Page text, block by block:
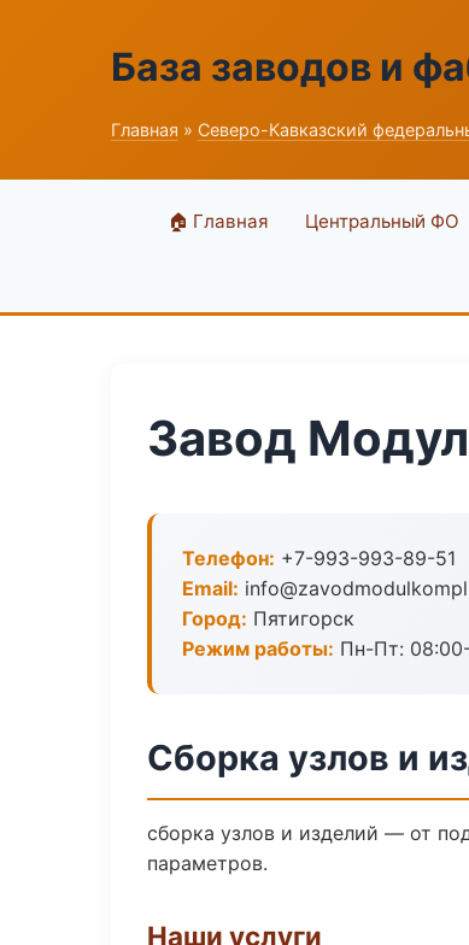
База заводов и
Главная » Северо-Кавказский
🏠 Главная Центральный ФО
Завод
Телефон: +7-993-993-89-51
Email:
Город: Пятигорск
Режим работы: Пн-Пт:
Сборка узлов и
сборка узлов и изделий — от
параметров.
Наши услуги